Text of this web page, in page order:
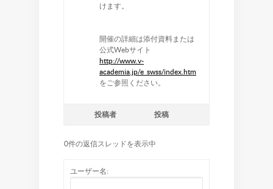
けます。
開催の詳細は添付資料または
公式Webサイト
http://www.v-
academia.jp/e_swss/index.htm
をご参照ください。
投稿者 投稿
0件の返信スレッドを表示中
ユーザー名: